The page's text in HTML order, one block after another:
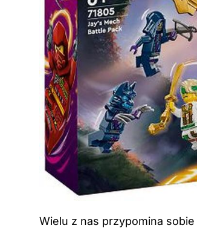
Wielu z nas przypomina sobie